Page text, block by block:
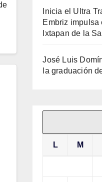
Inicia el Ultra
Embriz impulsa
Ixtapan de la Sal
José Luis
la graduación
L M